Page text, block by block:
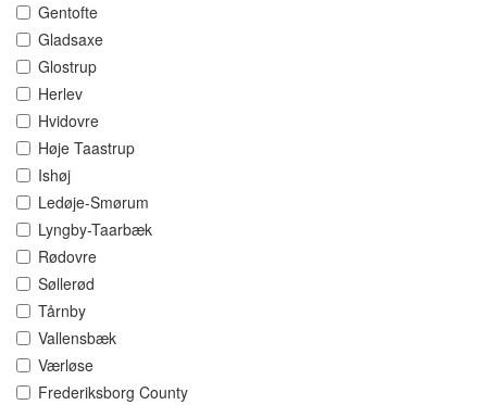
Gentofte
Gladsaxe
Glostrup
Herlev
Hvidovre
Høje Taastrup
Ishøj
Ledøje-Smørum
Lyngby-Taarbæk
Rødovre
Søllerød
Tårnby
Vallensbæk
Værløse
Frederiksborg County